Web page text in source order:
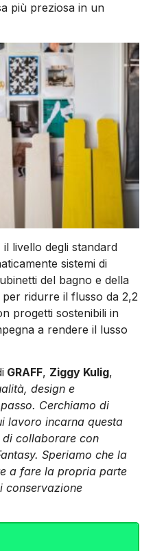
più preziosa in un
livello degli standard
sistemi di
del bagno e della
ridurre il flusso da 2,2
progetti sostenibili in
a rendere il lusso
GRAFF, Ziggy Kulig,
design e
Cerchiamo di
lavoro incarna questa
collaborare con
Speriamo che la
a fare la propria parte
conservazione